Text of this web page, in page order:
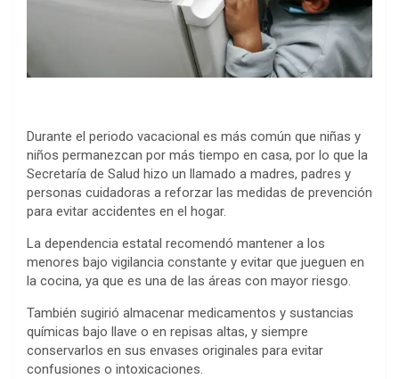
Durante el periodo vacacional es más común que niñas y
niños permanezcan por más tiempo en casa, por lo que la
Secretaría de Salud hizo un llamado a madres, padres y
personas cuidadoras a reforzar las medidas de prevención
para evitar accidentes en el hogar.
La dependencia estatal recomendó mantener a los
menores bajo vigilancia constante y evitar que jueguen en
la cocina, ya que es una de las áreas con mayor riesgo.
También sugirió almacenar medicamentos y sustancias
químicas bajo llave o en repisas altas, y siempre
conservarlos en sus envases originales para evitar
confusiones o intoxicaciones.